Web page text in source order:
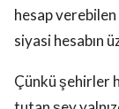
hesap
siyasi hesabın
Çünkü şehirler